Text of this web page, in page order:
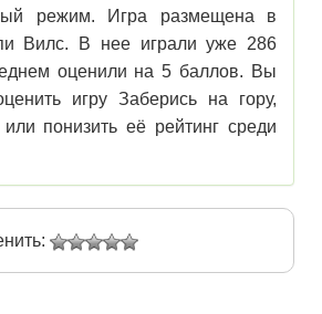
режим. Игра размещена в
Вилс. В нее играли уже 286
оценили на 5 баллов. Вы
игру Заберись на гору,
понизить её рейтинг среди